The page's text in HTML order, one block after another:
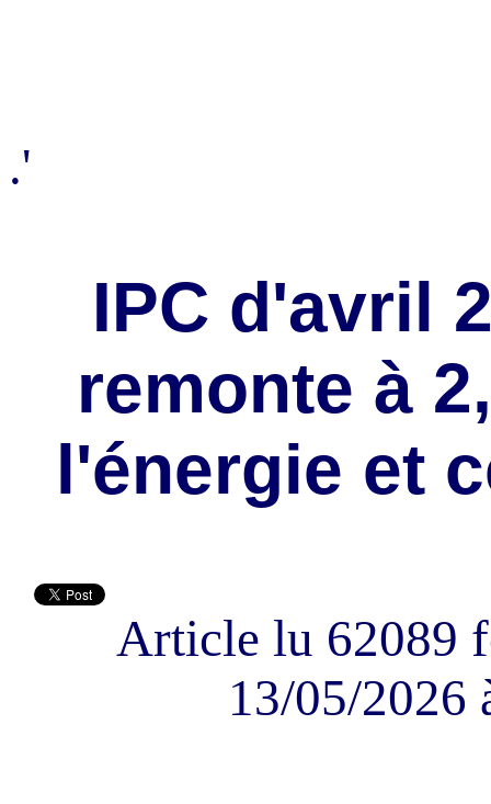
.'
IPC d'avril
remonte à
l'énergie et
Article lu 62089
13/05/2026